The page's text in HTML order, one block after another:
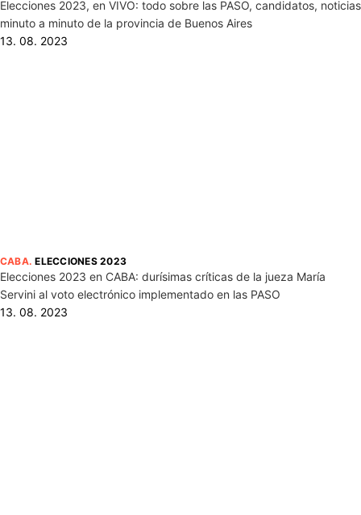
Elecciones 2023, en VIVO: todo sobre las PASO, candidatos, noticias
minuto a minuto de la provincia de Buenos Aires
13. 08. 2023
CABA.ELECCIONES 2023
Elecciones 2023 en CABA: durísimas críticas de la jueza María
Servini al voto electrónico implementado en las PASO
13. 08. 2023